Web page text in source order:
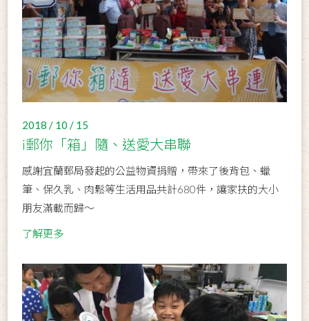
2018 / 10 / 15
i郵你「箱」隨、送愛大串聯
感謝宜蘭郵局發起的公益物資捐贈，帶來了後背包、蠟
筆、保久乳、肉鬆等生活用品共計680件，讓家扶的大小
朋友滿載而歸～
了解更多